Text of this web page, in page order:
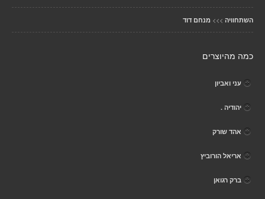
השתחוויה >>> מנחם דוד
כמה מהיוצרים
עני ואביון
יהודיה .
אהד שורק
אריאל הורוביץ
ברק רגואן